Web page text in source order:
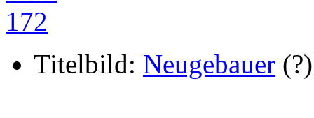
Titelbild: Neugebauer (?)